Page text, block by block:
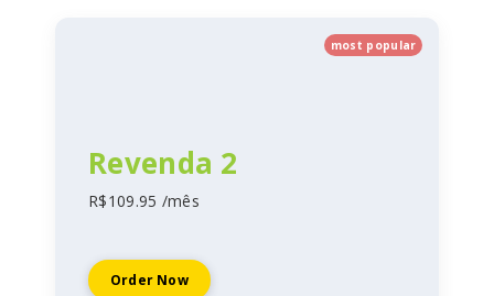
most popular
Revenda 2
R$109.95 /mês
Order Now